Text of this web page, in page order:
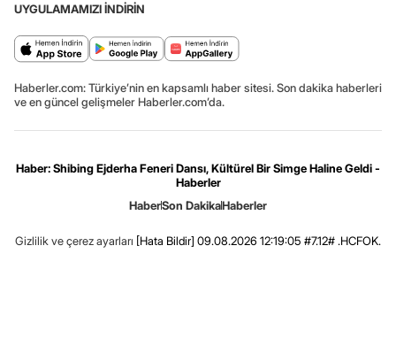
UYGULAMAMIZI İNDİRİN
Haberler.com: Türkiye’nin en kapsamlı haber sitesi. Son dakika haberleri
ve en güncel gelişmeler Haberler.com’da.
Haber: Shibing Ejderha Feneri Dansı, Kültürel Bir Simge Haline Geldi -
Haberler
HaberSon DakikaHaberler
Gizlilik ve çerez ayarları [Hata Bildir] 09.08.2026 12:19:05 #7.12# .HCFOK.